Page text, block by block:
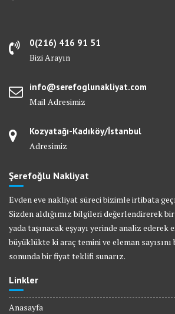
0(216) 416 91 51
Bizi Arayın
info@serefoglunakliyat.com
Mail Adresimiz
Kozyatağı-Kadıköy/İstanbul
Adresimiz
Şerefoğlu Nakliyat
Evden eve nakliyat süreci bizimle irtibata
Sizden aldığımız bilgileri değerlendirerek
yada taşınacak eşyayı yerinde analiz ederek
büyüklükte ki araç temini ve eleman
sonunda bir fiyat teklifi sunarız.
Linkler
Anasayfa